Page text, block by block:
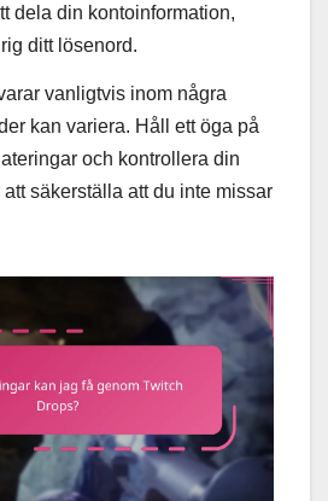
dela din kontoinformation,
ditt lösenord.
vanligtvis inom några
kan variera. Håll ett öga på
och kontrollera din
säkerställa att du inte missar